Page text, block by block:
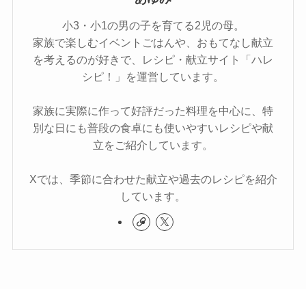
小3・小1の男の子を育てる2児の母。
家族で楽しむイベントごはんや、おもてなし献立
を考えるのが好きで、レシピ・献立サイト「ハレ
シピ！」を運営しています。
家族に実際に作って好評だった料理を中心に、特
別な日にも普段の食卓にも使いやすいレシピや献
立をご紹介しています。
Xでは、季節に合わせた献立や過去のレシピを紹介
しています。